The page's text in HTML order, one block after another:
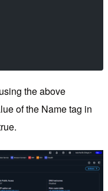
the above
of the Name tag in